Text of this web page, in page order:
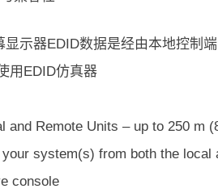
示器EDID数据是经由本地控制
用EDID仿真器
and Remote Units – up to 250 m
system(s) from both the local
console